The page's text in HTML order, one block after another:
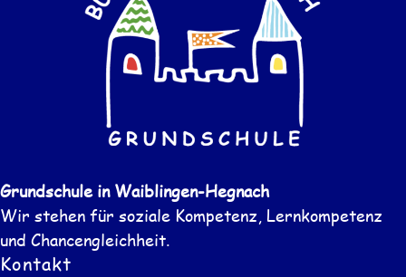
Grundschule in Waiblingen-Hegnach
Wir stehen für soziale Kompetenz, Lernkompetenz
und Chancengleichheit.
Kontakt